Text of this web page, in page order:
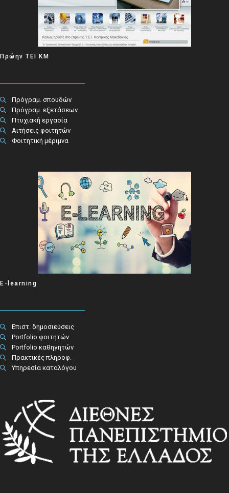
Πρώην ΤΕΙ ΚΜ
Πρόγραμ. σπουδών
Πρόγραμ. εξετάσεων
Πτυχιακή εργασία
Αιτήσεις φοιτητών
Φοιτητική μέριμνα
E-learning
Επιστ. δημοσιεύσεις
Portfolio φοιτητών
Portfolio καθηγητών
Πρακτικές πληροφ.​
Υπηρεσία καταλόγου